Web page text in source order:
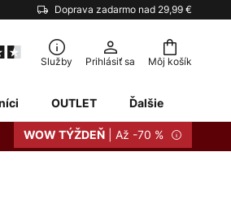
Doprava zadarmo nad 29,99 €
Môj košík
Služby Prihlásiť sa
OUTLET Ďalšie
WOW TÝŽDEŇ | Až -70 %